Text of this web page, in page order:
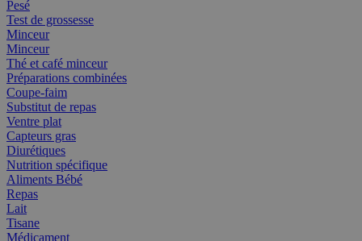
Pesé
Test de grossesse
Minceur
Minceur
Thé et café minceur
Préparations combinées
Coupe-faim
Substitut de repas
Ventre plat
Capteurs gras
Diurétiques
Nutrition spécifique
Aliments Bébé
Repas
Lait
Tisane
Médicament